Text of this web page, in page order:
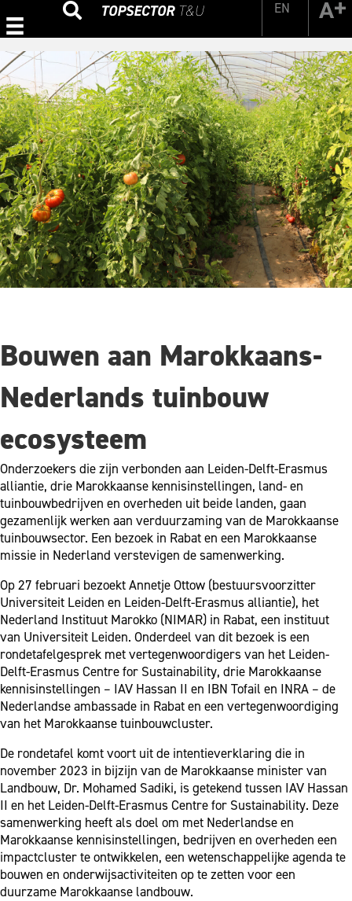
EN
Zoeken
Bouwen aan Marokkaans-
Nederlands tuinbouw
ecosysteem
Onderzoekers die zijn verbonden aan Leiden-Delft-Erasmus
alliantie, drie Marokkaanse kennisinstellingen, land- en
tuinbouwbedrijven en overheden uit beide landen, gaan
gezamenlijk werken aan verduurzaming van de Marokkaanse
tuinbouwsector. Een bezoek in Rabat en een Marokkaanse
missie in Nederland verstevigen de samenwerking.
Op 27 februari bezoekt Annetje Ottow (bestuursvoorzitter
Universiteit Leiden en Leiden-Delft-Erasmus alliantie), het
Nederland Instituut Marokko (NIMAR) in Rabat, een instituut
van Universiteit Leiden. Onderdeel van dit bezoek is een
rondetafelgesprek met vertegenwoordigers van het Leiden-
Delft-Erasmus Centre for Sustainability, drie Marokkaanse
kennisinstellingen – IAV Hassan II en IBN Tofail en INRA – de
Nederlandse ambassade in Rabat en een vertegenwoordiging
van het Marokkaanse tuinbouwcluster.
De rondetafel komt voort uit de intentieverklaring die in
november 2023 in bijzijn van de Marokkaanse minister van
Landbouw, Dr. Mohamed Sadiki, is getekend tussen IAV Hassan
II en het Leiden-Delft-Erasmus Centre for Sustainability. Deze
samenwerking heeft als doel om met Nederlandse en
Marokkaanse kennisinstellingen, bedrijven en overheden een
impactcluster te ontwikkelen, een wetenschappelijke agenda te
bouwen en onderwijsactiviteiten op te zetten voor een
duurzame Marokkaanse landbouw.